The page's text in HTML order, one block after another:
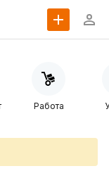
Работа